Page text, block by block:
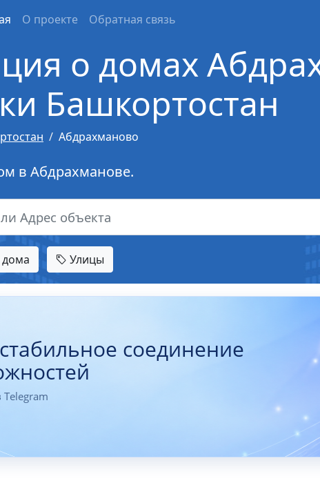
О проекте Обратная связь
о домах
Башкортостан
Абдрахманово
в Абдрахманове.
Улицы
соединение